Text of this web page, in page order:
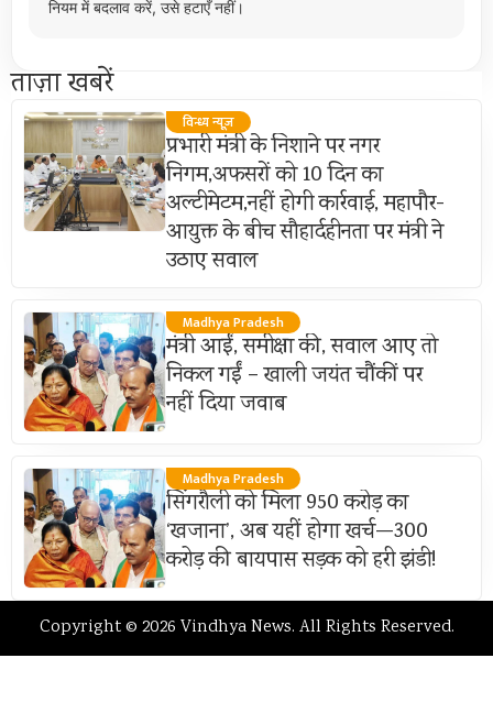
नियम में बदलाव करें, उसे हटाएँ नहीं।
ताज़ा खबरें
विन्ध्य न्यूज़
प्रभारी मंत्री के निशाने पर नगर
निगम,अफसरों को 10 दिन का
अल्टीमेटम,नहीं होगी कार्रवाई, महापौर-
आयुक्त के बीच सौहार्दहीनता पर मंत्री ने
उठाए सवाल
Madhya Pradesh
मंत्री आईं, समीक्षा की, सवाल आए तो
निकल गईं – खाली जयंत चौंकीं पर
नहीं दिया जवाब
Madhya Pradesh
सिंगरौली को मिला 950 करोड़ का
‘खजाना’, अब यहीं होगा खर्च—300
करोड़ की बायपास सड़क को हरी झंडी!
Copyright © 2026 Vindhya News. All Rights Reserved.